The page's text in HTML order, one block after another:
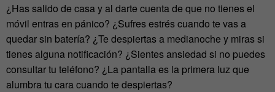
¿Has salido de casa y al darte cuenta de que no tienes el
móvil entras en pánico? ¿Sufres estrés cuando te vas a
quedar sin batería? ¿Te despiertas a medianoche y miras si
tienes alguna notificación? ¿Sientes ansiedad si no puedes
consultar tu teléfono? ¿La pantalla es la primera luz que
alumbra tu cara cuando te despiertas?